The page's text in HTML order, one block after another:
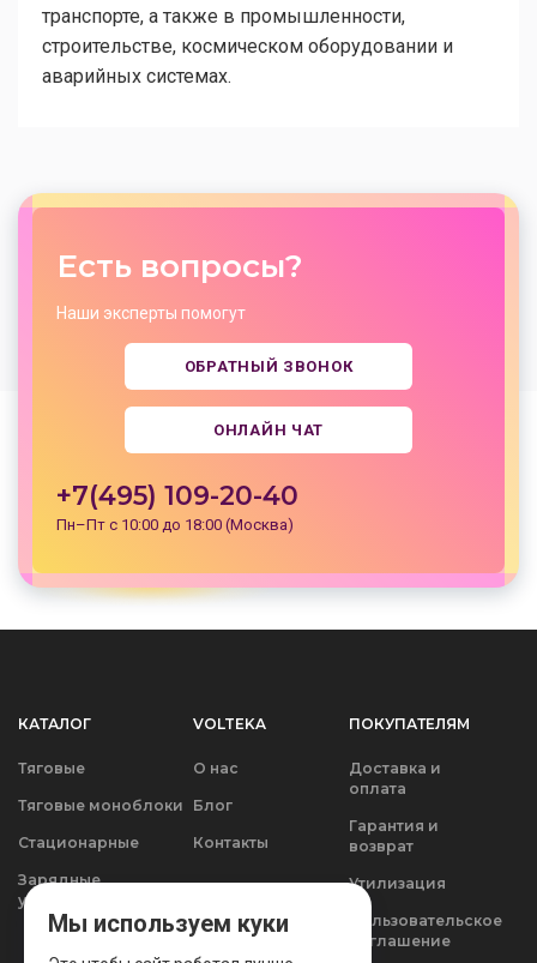
транспорте, а также в промышленности,
строительстве, космическом оборудовании и
аварийных системах.
Есть вопросы?
Наши эксперты помогут
ОБРАТНЫЙ ЗВОНОК
ОНЛАЙН ЧАТ
+7(495) 109-20-40
Пн–Пт с 10:00 до 18:00 (Москва)
КАТАЛОГ
Тяговые
Тяговые моноблоки
Стационарные
Зарядные
устройства
VOLTEKA
О нас
Блог
Контакты
ПОКУПАТЕЛЯМ
Доставка и
оплата
Гарантия и
возврат
Утилизация
Пользовательское
соглашение
Мы используем куки